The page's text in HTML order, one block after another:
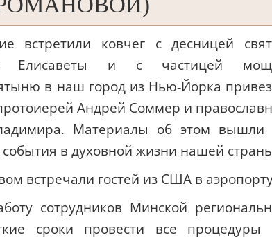
ковчег с десницей
Елисаветы и с частицей
в наш город из Нью-Йорка
Андрей Соммер и
Материалы об этом вышли
в духовной жизни нашей
встречали гостей из США в
сотрудников Минской
сроки провести все процедуры